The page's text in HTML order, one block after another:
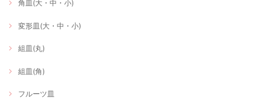
角皿(大・中・小)
変形皿(大・中・小)
組皿(丸)
組皿(角)
フルーツ皿